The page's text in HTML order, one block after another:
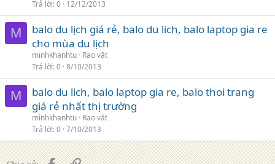
Trả lời 0 12/12/2013
M
balo du lịch giá rẻ, balo du lich, balo laptop gia re
cho mùa du lịch
minhkhanhtu Rao vặt
Trả lời 0 8/10/2013
M
balo du lich, balo laptop gia re, balo thoi trang
giá rẻ nhất thị trường
minhkhanhtu Rao vặt
Trả lời 0 7/10/2013